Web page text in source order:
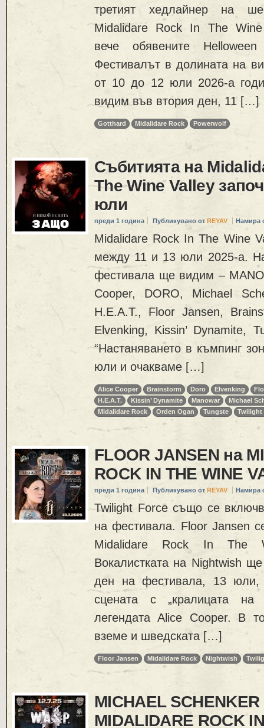
третият хедлайнер на
Midalidare Rock In The
вече обявените
Фестивалът в долината на
от 10 до 12 юли 2026-а
видим във втория ден, 11 […]
Gotthard Midalidare Rock Powerwolf
Събитията на
The Wine Valley
юли
преди 1 година Публикувано от REYAV Намира
Midalidare Rock In The Wine
между 11 и 13 юли 2025-а.
фестивала ще видим –
Cooper, DORO, Michael
H.E.A.T., Floor Jansen,
Elvenking, Kissin’ Dynamite,
“Настаняването в къмпинг
юли и очакваме […]
Alice Cooper Brainstorm Doro Elvenking
H.E.A.T.
Kissin’ Dynamite Manowar
Michael
Midalidare Rock
Orden Ogan Tungste Twilight
FLOOR JANSEN на
ROCK IN THE WINE
преди 1 година Публикувано от REYAV Намира
Twilight Force също се
на фестивала. Floor Jansen
Midalidare Rock In The
Вокалистката на Nightwish
ден на фестивала, 13 юли,
сцената с „кралицата
легендата Alice Cooper. В
вземе и шведската […]
Floor Jansen Midalidare Rock Nightwish
MICHAEL SCHENKER
MIDALIDARE ROCK